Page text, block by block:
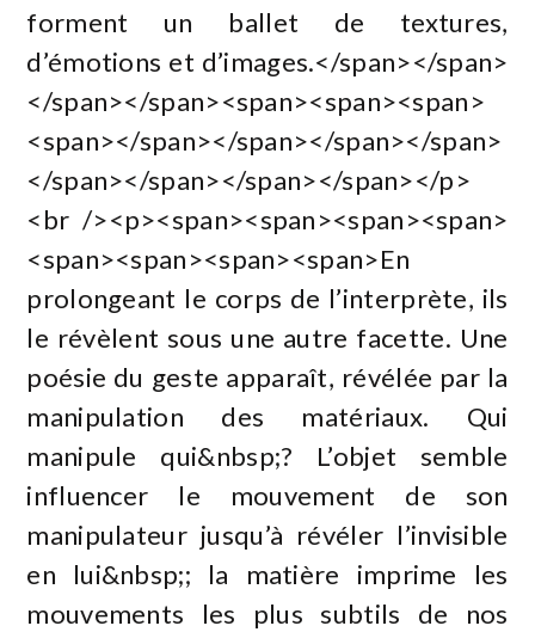
forment un ballet de textures,
d’émotions et d’images.</span></span>
</span></span><span><span><span>
<span></span></span></span></span>
</span></span></span></span></p>
<br /><p><span><span><span><span>
<span><span><span><span>En
prolongeant le corps de l’interprète, ils
le révèlent sous une autre facette. Une
poésie du geste apparaît, révélée par la
manipulation des matériaux. Qui
manipule qui&nbsp;? L’objet semble
influencer le mouvement de son
manipulateur jusqu’à révéler l’invisible
en lui&nbsp;; la matière imprime les
mouvements les plus subtils de nos